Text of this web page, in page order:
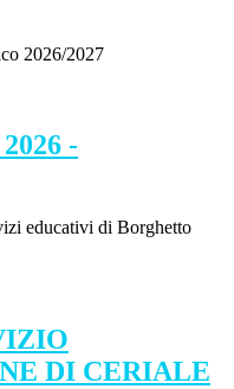
2026/2027
-
educativi di Borghetto
DI CERIALE